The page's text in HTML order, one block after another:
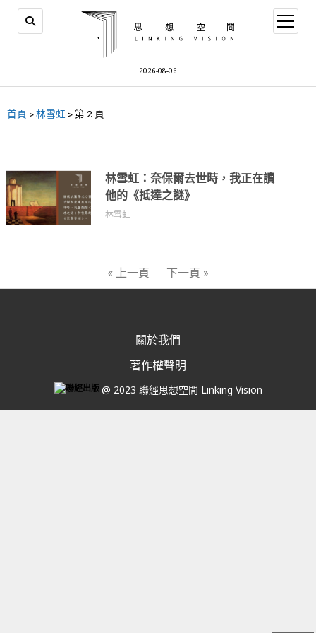
2026-08-06
首頁 >林雪虹 >第 2 頁
林雪虹：奈保爾去世時，我正在讀
他的《抵達之謎》
林雪虹
« 上一頁 下一頁 »
關於我們
著作權聲明
@ 2023 聯經思想空間 Linking Vision